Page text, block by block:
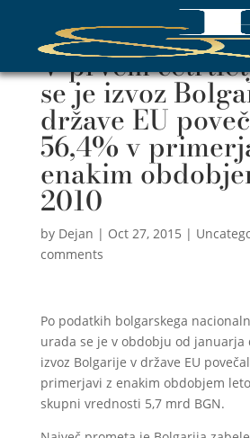
V prvem
se je izvoz
države EU
56,4% v
enakim
2010
by Dejan | Oct 27, 2015 |
comments
Po podatkih bolgarskega
urada se je v obdobju od januarja
izvoz Bolgarije v države EU
primerjavi z enakim obdobjem
skupni vrednosti 5,7 mrd BGN.